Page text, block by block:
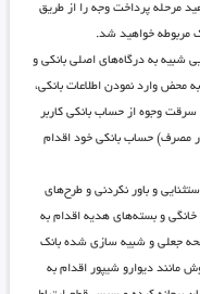
مرحله پرداخت وجه را از طریق
مربوطه خواهید شد.
شبیه به درگاه‌های اصلی بانکی و
محض وارد نمودن اطلاعات بانکی،
وجوه از حساب بانکی کاربر
مصرف) حساب بانکی خود اقدام
و باور نکردنی و طرح‌های
خانگی و بسته‌های هدیه اقدام به
جعلی و شبیه سازی شده بانک
مانند دیوارو شیپور اقدام به